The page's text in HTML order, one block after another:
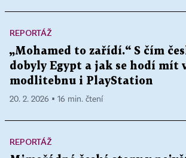
REPORTÁŽ
„Mohamed to zařídí.“ S čím
dobyly Egypt a jak se hodí mít
modlitebnu i PlayStation
20. 2. 2026 ▪ 16 min. čtení
REPORTÁŽ